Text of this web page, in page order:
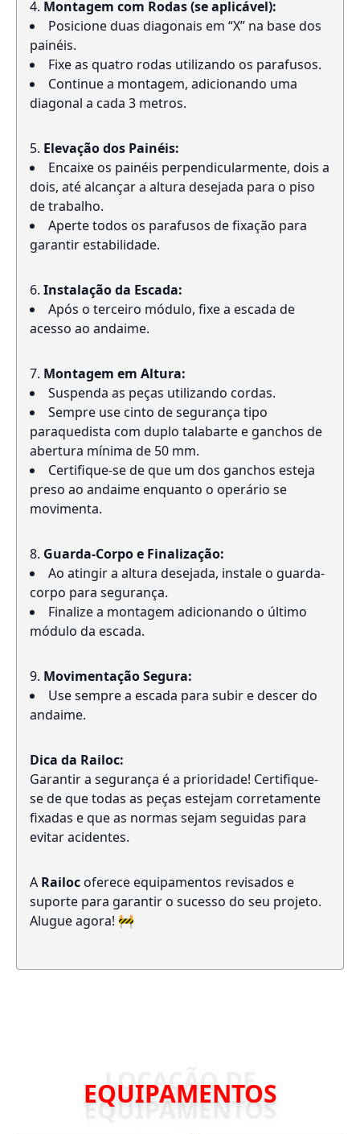
Montagem com Rodas (se aplicável):
Posicione duas diagonais em “X” na base dos
painéis.
Fixe as quatro rodas utilizando os parafusos.
Continue a montagem, adicionando uma
diagonal a cada 3 metros.
Elevação dos Painéis:
Encaixe os painéis perpendicularmente, dois a
dois, até alcançar a altura desejada para o piso
de trabalho.
Aperte todos os parafusos de fixação para
garantir estabilidade.
Instalação da Escada:
Após o terceiro módulo, fixe a escada de
acesso ao andaime.
Montagem em Altura:
Suspenda as peças utilizando cordas.
Sempre use cinto de segurança tipo
paraquedista com duplo talabarte e ganchos de
abertura mínima de 50 mm.
Certifique-se de que um dos ganchos esteja
preso ao andaime enquanto o operário se
movimenta.
Guarda-Corpo e Finalização:
Ao atingir a altura desejada, instale o guarda-
corpo para segurança.
Finalize a montagem adicionando o último
módulo da escada.
Movimentação Segura:
Use sempre a escada para subir e descer do
andaime.
Dica da Railoc:
Garantir a segurança é a prioridade! Certifique-
se de que todas as peças estejam corretamente
fixadas e que as normas sejam seguidas para
evitar acidentes.
A Railocoferece equipamentos revisados e
suporte para garantir o sucesso do seu projeto.
Alugue agora! 🚧
EQUIPAMENTOS